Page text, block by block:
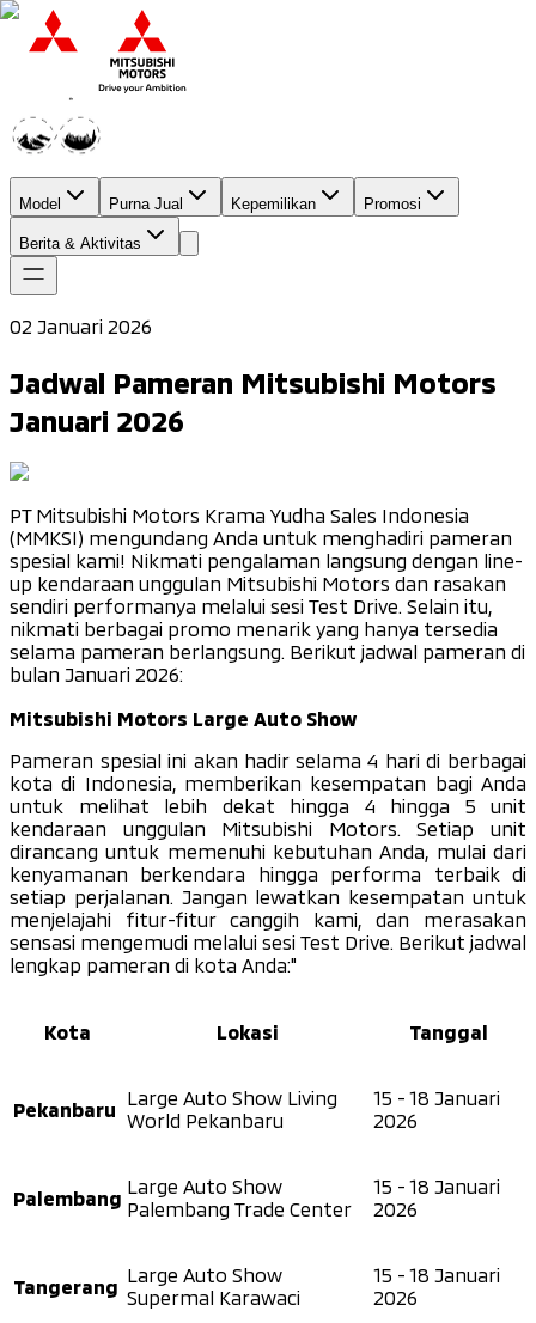
Model Purna Jual Kepemilikan Promosi
Berita & Aktivitas
02 Januari 2026
Jadwal Pameran Mitsubishi Motors
Januari 2026
PT Mitsubishi Motors Krama Yudha Sales Indonesia
(MMKSI) mengundang Anda untuk menghadiri pameran
spesial kami! Nikmati pengalaman langsung dengan line-
up kendaraan unggulan Mitsubishi Motors dan rasakan
sendiri performanya melalui sesi Test Drive. Selain itu,
nikmati berbagai promo menarik yang hanya tersedia
selama pameran berlangsung. Berikut jadwal pameran di
bulan Januari 2026:
Mitsubishi Motors Large Auto Show
Pameran spesial ini akan hadir selama 4 hari di berbagai
kota di Indonesia, memberikan kesempatan bagi Anda
untuk melihat lebih dekat hingga 4 hingga 5 unit
kendaraan unggulan Mitsubishi Motors. Setiap unit
dirancang untuk memenuhi kebutuhan Anda, mulai dari
kenyamanan berkendara hingga performa terbaik di
setiap perjalanan. Jangan lewatkan kesempatan untuk
menjelajahi fitur-fitur canggih kami, dan merasakan
sensasi mengemudi melalui sesi Test Drive. Berikut jadwal
lengkap pameran di kota Anda:"
Kota Lokasi Tanggal
Pekanbaru Large Auto Show Living
World Pekanbaru
15 - 18 Januari
2026
Palembang Large Auto Show
Palembang Trade Center
15 - 18 Januari
2026
Tangerang Large Auto Show
Supermal Karawaci
15 - 18 Januari
2026